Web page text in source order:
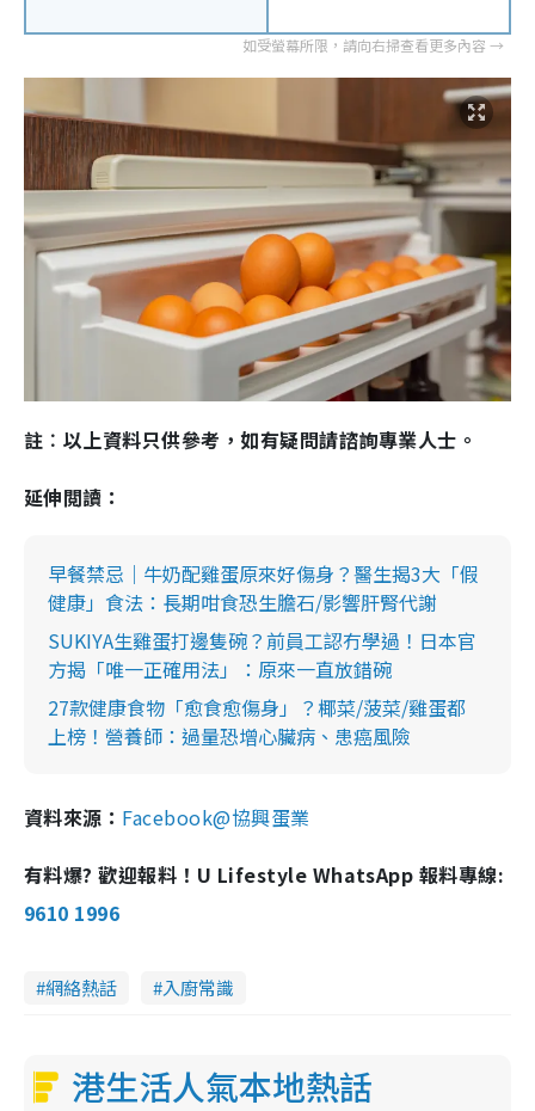
註︰以上資料只供參考，如有疑問請諮詢專業人士。
延伸閲讀：
早餐禁忌｜牛奶配雞蛋原來好傷身？醫生揭3大「假
健康」食法：長期咁食恐生膽石/影響肝腎代謝
SUKIYA生雞蛋打邊隻碗？前員工認冇學過！日本官
方揭「唯一正確用法」：原來一直放錯碗
27款健康食物「愈食愈傷身」？椰菜/菠菜/雞蛋都
上榜！營養師：過量恐增心臟病、患癌風險
資料來源： Facebook@協興蛋業
有料爆? 歡迎報料！U Lifestyle WhatsApp 報料專線:
9610 1996
網絡熱話 入廚常識
港生活人氣本地熱話